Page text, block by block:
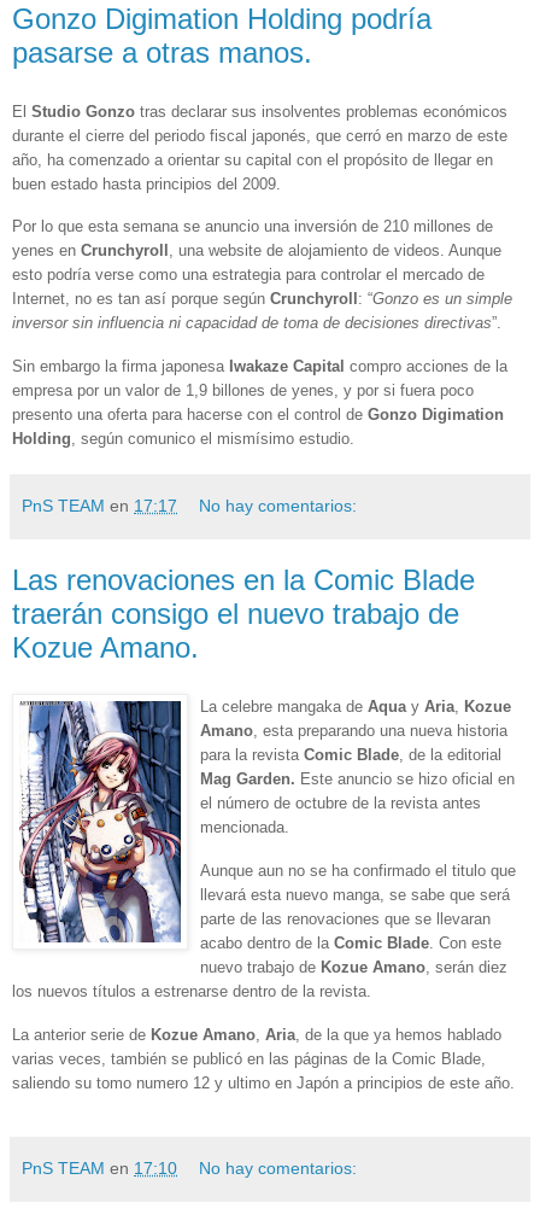
Gonzo Digimation Holding podría
pasarse a otras manos.
El Studio Gonzo tras declarar sus insolventes problemas económicos
durante el cierre del periodo fiscal japonés, que cerró en marzo de este
año, ha comenzado a orientar su capital con el propósito de llegar en
buen estado hasta principios del 2009.
Por lo que esta semana se anuncio una inversión de 210 millones de
yenes en Crunchyroll , una website de alojamiento de videos. Aunque
esto podría verse como una estrategia para controlar el mercado de
Internet, no es tan así porque según Crunchyroll : “Gonzo es un simple
inversor sin influencia ni capacidad de toma de decisiones directivas”.
Sin embargo la firma japonesa Iwakaze Capital compro acciones de la
empresa por un valor de 1,9 billones de yenes, y por si fuera poco
presento una oferta para hacerse con el control de Gonzo Digimation
Holding, según comunico el mismísimo estudio.
PnS TEAM en 17:17 No hay comentarios:
Las renovaciones en la Comic Blade
traerán consigo el nuevo trabajo de
Kozue Amano.
La celebre mangaka de Aqua y Aria
Kozue
Amano , esta preparando una nueva historia
para la revista Comic Blade , de la editorial
Mag Garden. Este anuncio se hizo oficial en
el número de octubre de la revista antes
mencionada.
Aunque aun no se ha confirmado el titulo que
llevará esta nuevo manga, se sabe que será
parte de las renovaciones que se llevaran
acabo dentro de la Comic Blade . Con este
nuevo trabajo de Kozue Amano , serán diez
los nuevos títulos a estrenarse dentro de la revista.
La anterior serie de Kozue Amano Aria , de la que ya hemos hablado
varias veces, también se publicó en las páginas de la Comic Blade,
saliendo su tomo numero 12 y ultimo en Japón a principios de este año.
PnS TEAM en 17:10 No hay comentarios: